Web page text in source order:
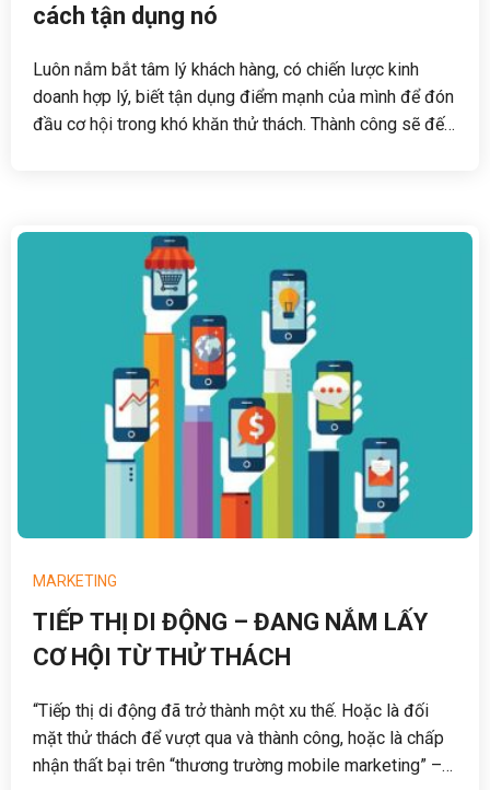
cách tận dụng nó
Luôn nắm bắt tâm lý khách hàng, có chiến lược kinh
doanh hợp lý, biết tận dụng điểm mạnh của mình để đón
đầu cơ hội trong khó khăn thử thách. Thành công sẽ đến
MARKETING
TIẾP THỊ DI ĐỘNG – ĐANG NẮM LẤY
CƠ HỘI TỪ THỬ THÁCH
“Tiếp thị di động đã trở thành một xu thế. Hoặc là đối
mặt thử thách để vượt qua và thành công, hoặc là chấp
nhận thất bại trên “thương trường mobile marketing” –